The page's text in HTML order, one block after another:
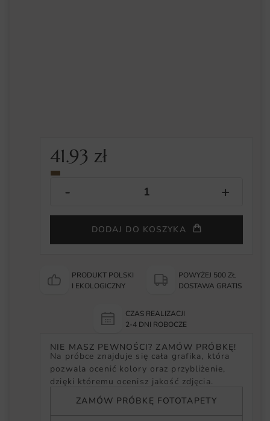
41.93zł
DODAJ DO KOSZYKA
PRODUKT POLSKI
I EKOLOGICZNY
POWYŻEJ 500 ZŁ
DOSTAWA GRATIS
CZAS REALIZACJI
2-4 DNI ROBOCZE
NIE MASZ PEWNOŚCI? ZAMÓW PRÓBKĘ!
Na próbce znajduje się cała grafika, która
pozwala ocenić kolory oraz przybliżenie,
dzięki któremu ocenisz jakość zdjęcia.
ZAMÓW PRÓBKĘ FOTOTAPETY